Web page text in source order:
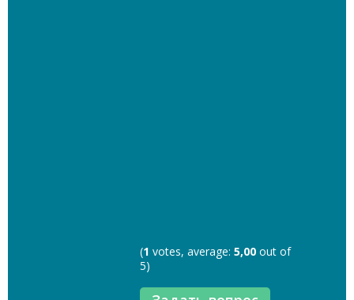
(1 votes, average: 5,00out of
5)